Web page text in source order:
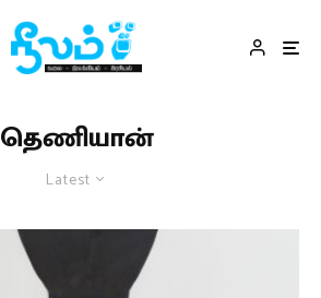
தெணியான்
Latest